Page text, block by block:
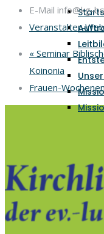
E-Mail info@kg-
Veranstalter-
« Seminar
Koinonia
Frauen-